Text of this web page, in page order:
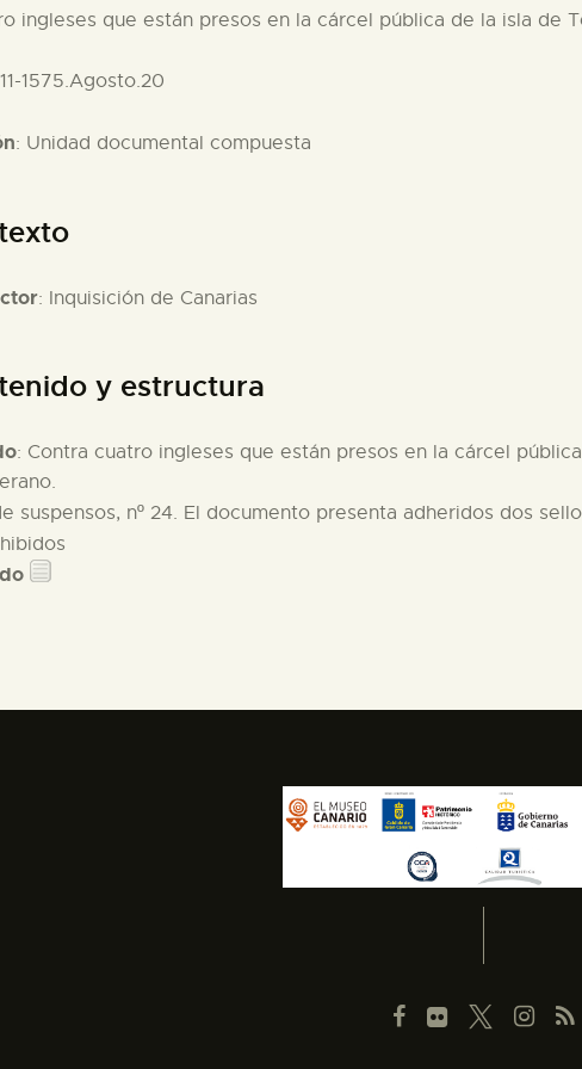
ingleses que están presos en la cárcel pública de la isla de
1575.Agosto.20
: Unidad documental compuesta
: Inquisición de Canarias
y estructura
: Contra cuatro ingleses que están presos en la cárcel
suspensos, nº 24. El documento presenta adheridos dos